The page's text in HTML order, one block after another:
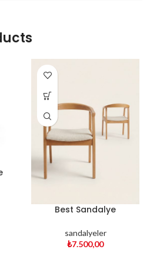
Best Sandalye
sandalyeler
₺7.500,00